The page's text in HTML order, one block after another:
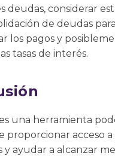
deudas, considerar
de deudas para
los pagos y
tasas de interés.
una herramienta
proporcionar acceso a
y ayudar a alcanzar